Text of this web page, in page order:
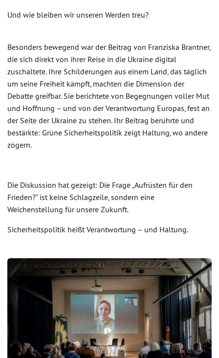
Und wie bleiben wir unseren Werden treu?
Besonders bewegend war der Beitrag von Franziska Brantner,
die sich direkt von ihrer Reise in die Ukraine digital
zuschaltete. Ihre Schilderungen aus einem Land, das täglich
um seine Freiheit kämpft, machten die Dimension der
Debatte greifbar. Sie berichtete von Begegnungen voller Mut
und Hoffnung – und von der Verantwortung Europas, fest an
der Seite der Ukraine zu stehen. Ihr Beitrag berührte und
bestärkte: Grüne Sicherheitspolitik zeigt Haltung, wo andere
zögern.
Die Diskussion hat gezeigt: Die Frage „Aufrüsten für den
Frieden?“ ist keine Schlagzeile, sondern eine
Weichenstellung für unsere Zukunft.
Sicherheitspolitik heißt Verantwortung – und Haltung.